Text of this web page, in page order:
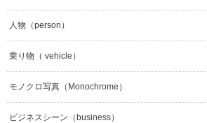
人物（person）
乗り物（ vehicle）
モノクロ写真（Monochrome）
ビジネスシーン（business）